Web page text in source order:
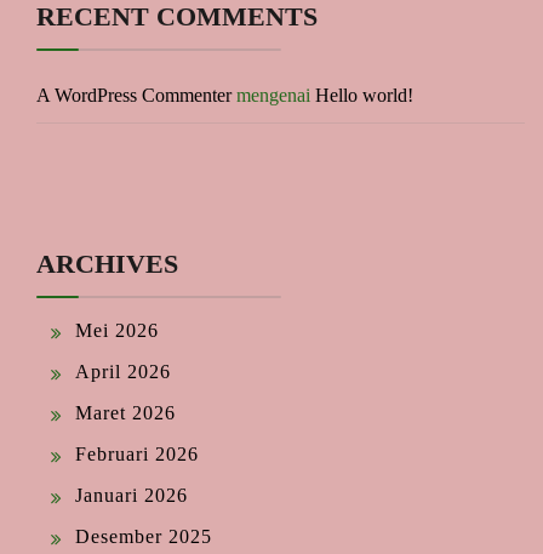
RECENT COMMENTS
A WordPress Commentermengenai Hello world!
ARCHIVES
Mei 2026
April 2026
Maret 2026
Februari 2026
Januari 2026
Desember 2025